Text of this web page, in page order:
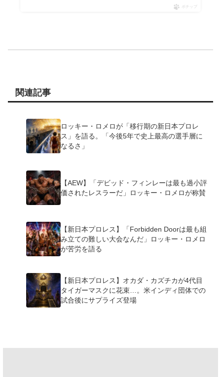
ポチップ
関連記事
ロッキー・ロメロが「移行期の新日本プロレ
ス」を語る。「今後5年で史上最高の選手層に
なるさ」
【AEW】「デビッド・フィンレーは最も過小評
価されたレスラーだ」ロッキー・ロメロが称賛
【新日本プロレス】「Forbidden Doorは最も組
み立ての難しい大会なんだ」ロッキー・ロメロ
が苦労を語る
【新日本プロレス】オカダ・カズチカが4代目
タイガーマスクに花束…。米インディ団体での
試合後にサプライズ登場